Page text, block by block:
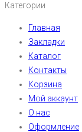
Категории
Главная
Закладки
Каталог
Контакты
Корзина
Мой аккаунт
О нас
Оформление